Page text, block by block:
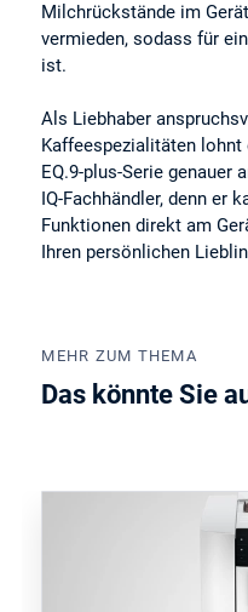
Milchrückstände im
vermieden, sodass für
ist.
Als Liebhaber
Kaffeespezialitäten
EQ.9-plus-Serie genauer
IQ-Fachhändler, denn er
Funktionen direkt am
Ihren persönlichen
MEHR ZUM THEMA
Das könnte Sie